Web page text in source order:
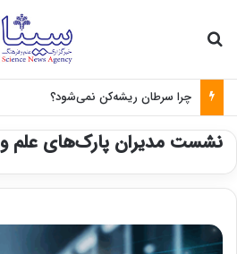
چرا سرطان ریشه‌کن نمی‌شود؟
نشست مدیران پارک‌های علم و